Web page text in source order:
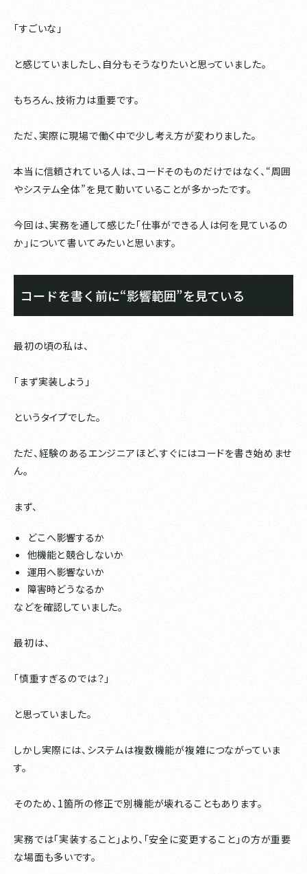
「すごいな」
と感じていましたし、自分もそうなりたいと思っていました。
もちろん、技術力は重要です。
ただ、実際に現場で働く中で少し考え方が変わりました。
本当に信頼されている人は、コードそのものだけではなく、“周囲
やシステム全体”を見て動いていることが多かったです。
今回は、実務を通して感じた「仕事ができる人は何を見ているの
か」について書いてみたいと思います。
コードを書く前に“影響範囲”を見ている
最初の頃の私は、
「まず実装しよう」
というタイプでした。
ただ、経験のあるエンジニアほど、すぐにはコードを書き始めませ
ん。
まず、
どこへ影響するか
他機能と競合しないか
運用へ影響ないか
障害時どうなるか
などを確認していました。
最初は、
「慎重すぎるのでは？」
と思っていました。
しかし実際には、システムは複数機能が複雑につながっていま
す。
そのため、1箇所の修正で別機能が壊れることもあります。
実務では「実装すること」より、「安全に変更すること」の方が重要
な場面も多いです。